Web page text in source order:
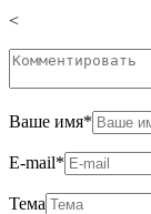
<
Ваше имя*
E-mail*
Тема